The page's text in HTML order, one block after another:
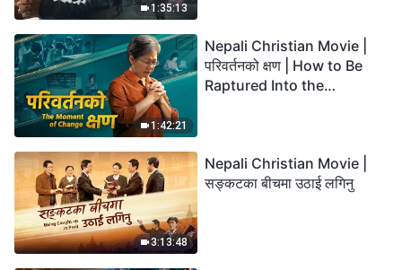
1:35:13
1:42:21
Nepali Christian Movie |
परिवर्तनको क्षण | How to Be
Raptured Into the
3:13:48
Nepali Christian Movie |
सङ्कटका बीचमा उठाई लगिनु